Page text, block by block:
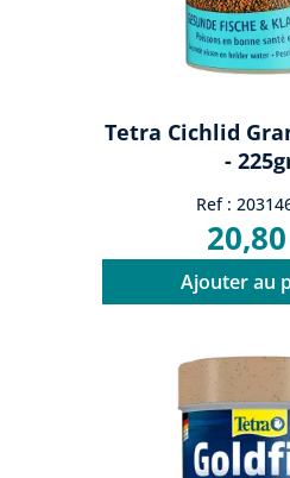
Tetra Cichlid
-
Ref :
Ajouter au